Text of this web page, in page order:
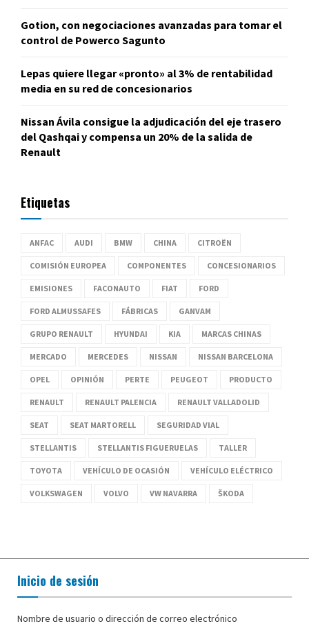
Gotion, con negociaciones avanzadas para tomar el
control de Powerco Sagunto
Lepas quiere llegar «pronto» al 3% de rentabilidad
media en su red de concesionarios
Nissan Ávila consigue la adjudicación del eje trasero
del Qashqai y compensa un 20% de la salida de
Renault
Etiquetas
ANFAC AUDI BMW CHINA CITROËN
COMISIÓN EUROPEA COMPONENTES CONCESIONARIOS
EMISIONES FACONAUTO FIAT FORD
FORD ALMUSSAFES FÁBRICAS GANVAM
GRUPO RENAULT HYUNDAI KIA MARCAS CHINAS
MERCADO MERCEDES NISSAN NISSAN BARCELONA
OPEL OPINIÓN PERTE PEUGEOT PRODUCTO
RENAULT RENAULT PALENCIA RENAULT VALLADOLID
SEAT SEAT MARTORELL SEGURIDAD VIAL
STELLANTIS STELLANTIS FIGUERUELAS TALLER
TOYOTA VEHÍCULO DE OCASIÓN VEHÍCULO ELÉCTRICO
VOLKSWAGEN VOLVO VW NAVARRA ŠKODA
Inicio de sesión
Nombre de usuario o dirección de correo electrónico